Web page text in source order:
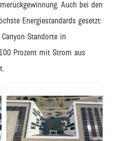
Auch bei den
Energiestandards gesetzt:
Standorte in
Prozent mit Strom aus